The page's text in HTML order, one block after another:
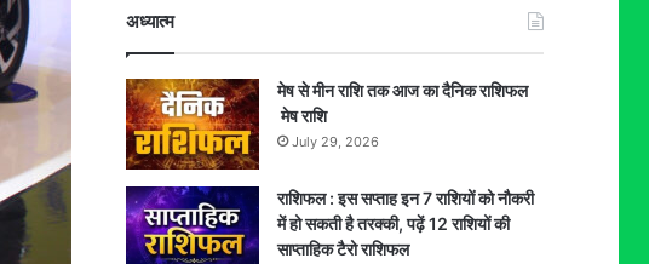
अध्यात्म
मेष से मीन राशि तक आज का दैनिक राशिफल
मेष राशि
July 29, 2026
राशिफल : इस सप्ताह इन 7 राशियों को नौकरी
में हो सकती है तरक्की, पढ़ें 12 राशियों की
साप्ताहिक टैरो राशिफल